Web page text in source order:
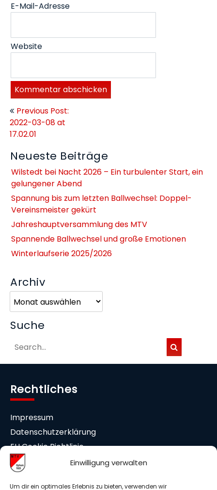
Einwilligung verwalten
Um dir ein optimales Erlebnis zu bieten, verwenden wir
E-Mail-Adresse
Website
Beitragsnavigation
Previous Post:
2022-03-08 at
17.02.01
Neueste Beiträge
Wilstedt bei Nacht 2026 – Ein turbulenter Start, ein
gelungener Abend
Spannung bis zum letzten Ballwechsel: Doppel-
Vereinsmeister gekürt
Jahreshauptversammlung des MTV
Spannende Ballwechsel und große Emotionen
Winterlaufserie 2025/2026
Archiv
Suche
Rechtliches
Impressum
Datenschutzerklärung
EU Cookie Richtlinie
Cookie-Einstellungen
Mitgliedschaft